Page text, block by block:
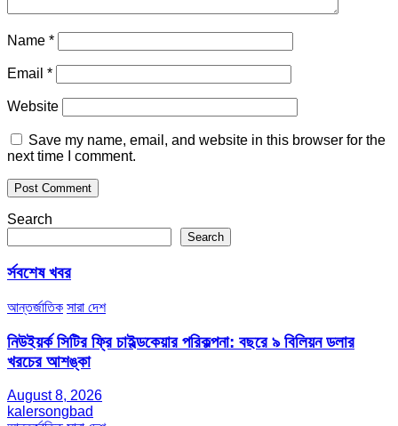
Name *
Email *
Website
Save my name, email, and website in this browser for the
next time I comment.
Search
Search
র্সবশেষ খবর
আন্তর্জাতিক সারা দেশ
নিউইয়র্ক সিটির ফ্রি চাইল্ডকেয়ার পরিকল্পনা: বছরে ৯ বিলিয়ন ডলার
খরচের আশঙ্কা
August 8, 2026
kalersongbad